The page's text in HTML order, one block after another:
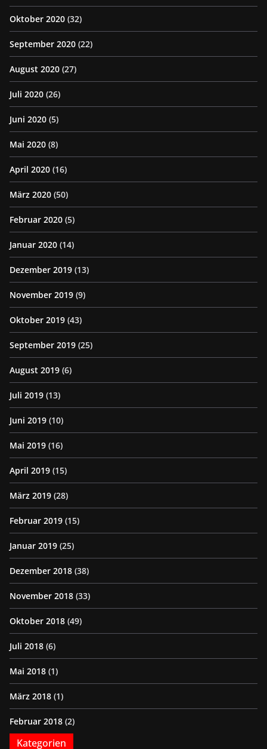
Oktober 2020 (32)
September 2020 (22)
August 2020 (27)
Juli 2020 (26)
Juni 2020 (5)
Mai 2020 (8)
April 2020 (16)
März 2020 (50)
Februar 2020 (5)
Januar 2020 (14)
Dezember 2019 (13)
November 2019 (9)
Oktober 2019 (43)
September 2019 (25)
August 2019 (6)
Juli 2019 (13)
Juni 2019 (10)
Mai 2019 (16)
April 2019 (15)
März 2019 (28)
Februar 2019 (15)
Januar 2019 (25)
Dezember 2018 (38)
November 2018 (33)
Oktober 2018 (49)
Juli 2018 (6)
Mai 2018 (1)
März 2018 (1)
Februar 2018 (2)
Kategorien